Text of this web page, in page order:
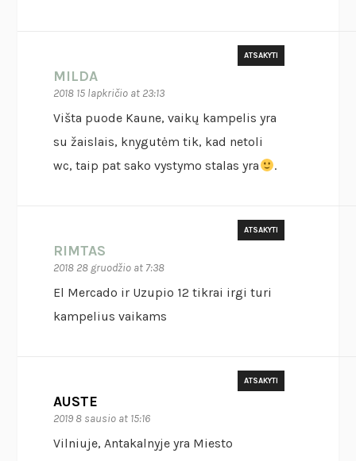
MILDA
2018 15 lapkričio at 23:13
ATSAKYTI
Višta puode Kaune, vaikų kampelis yra
su žaislais, knygutėm tik, kad netoli
wc, taip pat sako vystymo stalas yra
.
RIMTAS
2018 28 gruodžio at 7:38
ATSAKYTI
El Mercado ir Uzupio 12 tikrai irgi turi
kampelius vaikams
AUSTE
2019 8 sausio at 15:16
ATSAKYTI
Vilniuje, Antakalnyje yra Miesto